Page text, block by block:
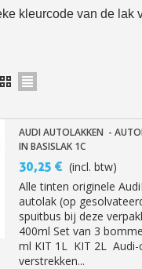
loyaliteitspunten bij
voucher voor elke
kleurcode van de lak
AUDI AUTOLAKKEN -
IN BASISLAK 1C
30,25 € (incl. btw)
Alle tinten originele
autolak (op
spuitbus bij deze
400ml Set van 3
ml KIT 1L KIT 2L Audi-
verstrekken...